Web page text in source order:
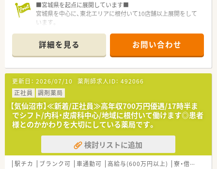
■宮城県を起点に展開しています■
宮城県を中心に、東北エリアに根付いて10店舗以上展開をして
います。
です。
調剤薬局の運営にとどまらず、福祉・介護事業にも参入してお
り、会社としての安定感もございます。
■地域社会に根差した調剤薬局■
このモットーを掲げ、より多くの時間をご利用いただく皆様に費
やせるよう、服薬指導・在宅医療に力を入れています。
そのため、最新機器の導入を積極的に行い、薬物事故防止はもち
ろん、業務効率化を図っております。
■薬局紹介■
自然が多い地域にある薬局です！
門前の病院は内科、精神科、神経科を応需しているため、この3科
目がメイン科目になります。
地元の方々のご利用が多く、「なんでも相談できる、かかりつけ
詳細を見る お問い合わせ
更新日： 2026/07/10 薬剤師求人ID： 492066
正社員
調剤薬局
【気仙沼市】≪新着/正社員≫高年収700万円優遇/17時半ま
でシフト/内科・皮膚科中心/地域に根付いて働けます◎患者
様とのかかわりを大切にしている薬局です。
検討リストに追加
駅チカ ブランク可 車通勤可 高給与(600万円以上) 寮・借上社宅あり